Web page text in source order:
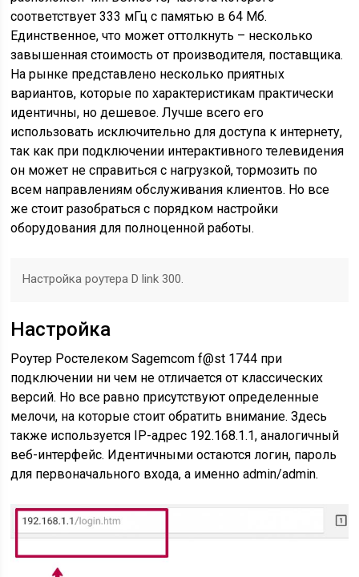
соответствует 333 мГц с памятью в 64 Мб.
Единственное, что может оттолкнуть – несколько
завышенная стоимость от производителя, поставщика.
На рынке представлено несколько приятных
вариантов, которые по характеристикам практически
идентичны, но дешевое. Лучше всего его
использовать исключительно для доступа к интернету,
так как при подключении интерактивного телевидения
он может не справиться с нагрузкой, тормозить по
всем направлениям обслуживания клиентов. Но все
же стоит разобраться с порядком настройки
оборудования для полноценной работы.
Настройка роутера D link 300.
Настройка
Роутер Ростелеком Sagemcom f@st 1744 при
подключении ни чем не отличается от классических
версий. Но все равно присутствуют определенные
мелочи, на которые стоит обратить внимание. Здесь
также используется IP-адрес 192.168.1.1, аналогичный
веб-интерфейс. Идентичными остаются логин, пароль
для первоначального входа, а именно admin/admin.